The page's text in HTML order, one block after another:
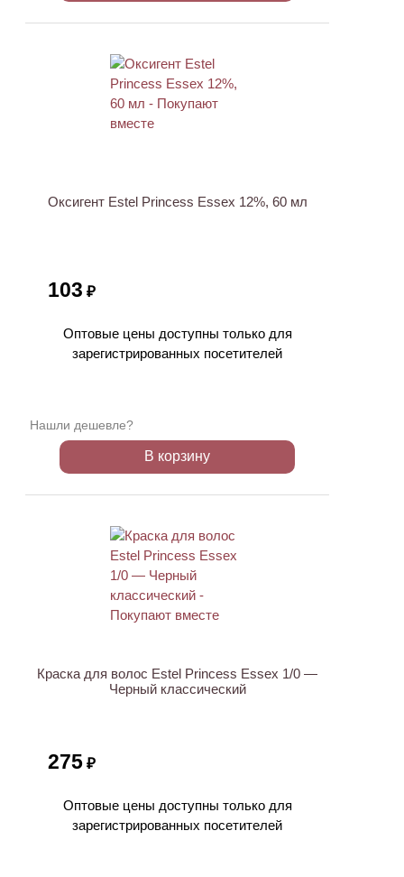
Оксигент Estel Princess Essex 12%, 60 мл
103 ₽
Оптовые цены доступны только для
зарегистрированных посетителей
Нашли дешевле?
В корзину
Краска для волос Estel Princess Essex 1/0 —
Черный классический
275 ₽
Оптовые цены доступны только для
зарегистрированных посетителей